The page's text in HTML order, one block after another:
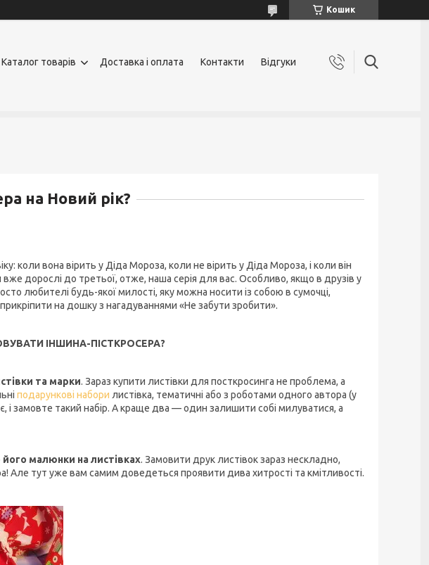
Кошик
Каталог товарів Доставка і оплата Контакти Відгуки
на Новий рік?
коли вона вірить у Діда Мороза, коли не вірить у Діда Мороза, і коли він
дорослі до третьої, отже, наша серія для вас. Особливо, якщо в друзів у
любителі будь-якої милості, яку можна носити із собою в сумочці,
на дошку з нагадуваннями «Не забути зробити».
ІНШИНА-ПІСТКРОСЕРА?
та марки. Зараз купити листівки для посткросинга не проблема, а
подарункові набори листівка, тематичні або з роботами одного автора (у
і замовте такий набір. А краще два — один залишити собі милуватися, а
малюнки на листівках. Замовити друк листівок зараз нескладно,
Але тут уже вам самим доведеться проявити дива хитрості та кмітливості.